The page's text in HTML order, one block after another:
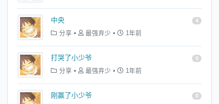
中央 4
分享 • 最强弃少 • 1年前
打哭了小少爷 0
分享 • 最强弃少 • 1年前
刚赢了小少爷 0